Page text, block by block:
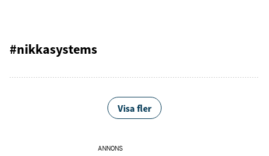
#nikkasystems
Visa fler
ANNONS